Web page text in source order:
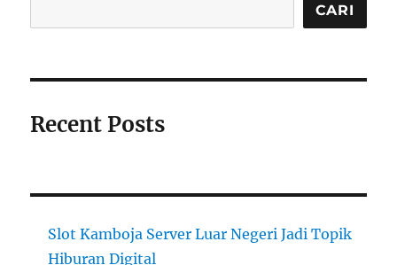
CARI
Recent Posts
Slot Kamboja Server Luar Negeri Jadi Topik
Hiburan Digital